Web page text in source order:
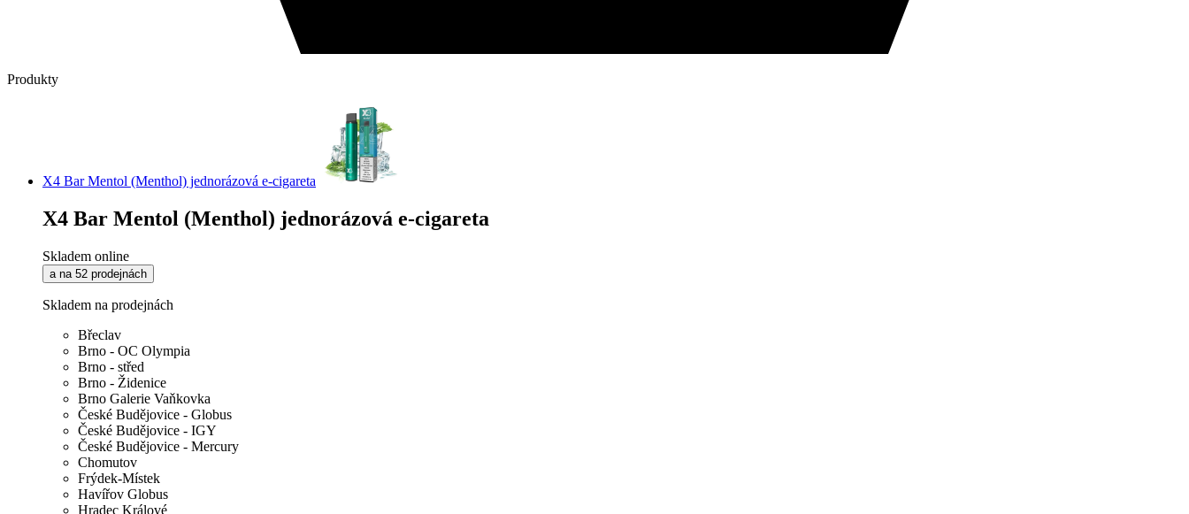
Produkty
X4 Bar Mentol (Menthol) jednorázová e-cigareta
X4 Bar Mentol (Menthol) jednorázová e-cigareta
Skladem online
a na 52 prodejnách
Skladem na prodejnách
Břeclav
Brno - OC Olympia
Brno - střed
Brno - Židenice
Brno Galerie Vaňkovka
České Budějovice - Globus
České Budějovice - IGY
České Budějovice - Mercury
Chomutov
Frýdek-Místek
Havířov Globus
Hradec Králové